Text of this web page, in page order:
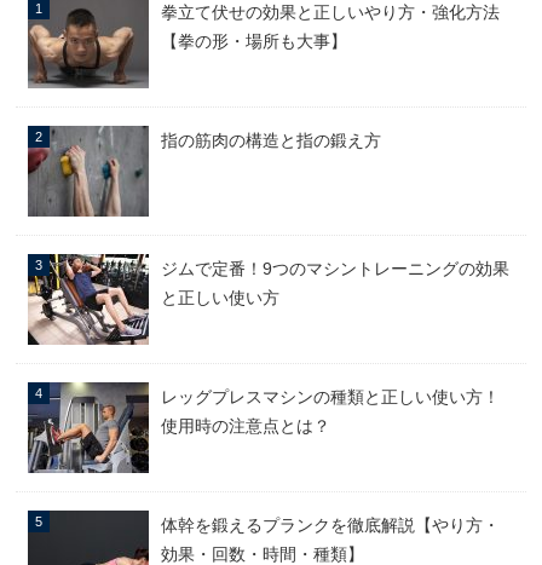
拳立て伏せの効果と正しいやり方・強化方法
【拳の形・場所も大事】
指の筋肉の構造と指の鍛え方
ジムで定番！9つのマシントレーニングの効果
と正しい使い方
レッグプレスマシンの種類と正しい使い方！
使用時の注意点とは？
体幹を鍛えるプランクを徹底解説【やり方・
効果・回数・時間・種類】